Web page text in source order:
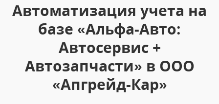
Автоматизация учета на
базе «Альфа-Авто:
Автосервис +
Автозапчасти» в ООО
«Апгрейд-Кар»